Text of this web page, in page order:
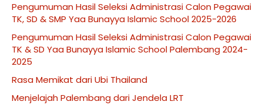
Pengumuman Hasil Seleksi Administrasi Calon Pegawai
TK, SD & SMP Yaa Bunayya Islamic School 2025-2026
Pengumuman Hasil Seleksi Administrasi Calon Pegawai
TK & SD Yaa Bunayya Islamic School Palembang 2024-
2025
Rasa Memikat dari Ubi Thailand
Menjelajah Palembang dari Jendela LRT